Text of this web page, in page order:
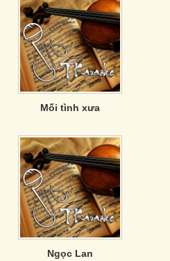
Mối tình xưa
Ngọc Lan